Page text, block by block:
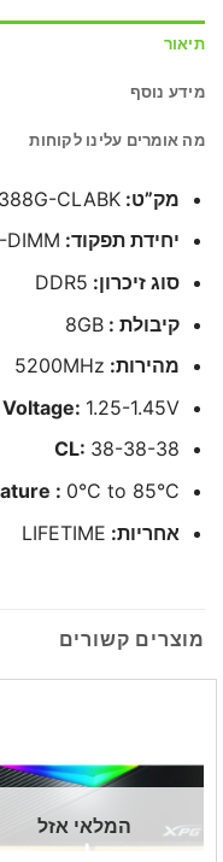
תיאור
מידע נוסף
מה אומרים עלינו לקוחות
מק”ט: CLABK
יחידת תפקוד: DIMM
סוג זיכרון: DDR5
קיבולת : 8GB
מהירות: 5200MHz
1.25-1.45V
CL: 38-38-38
: 0°C to 85°C
אחריות: LIFETIME
מוצרים קשורים
המלאי אזל